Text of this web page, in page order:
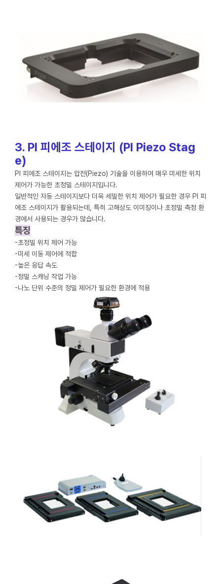
3. PI 피에조 스테이지 (PI Piezo Stag
e)
PI 피에조 스테이지는 압전(Piezo) 기술을 이용하여 매우 미세한 위치
제어가 가능한 초정밀 스테이지입니다.
일반적인 자동 스테이지보다 더욱 세밀한 위치 제어가 필요한 경우 PI 피
에조 스테이지가 활용되는데, 특히 고해상도 이미징이나 초정밀 측정 환
경에서 사용되는 경우가 많습니다.
특징
-초정밀 위치 제어 가능
-미세 이동 제어에 적합
-높은 응답 속도
-정밀 스캐닝 작업 가능
-나노 단위 수준의 정밀 제어가 필요한 환경에 적용